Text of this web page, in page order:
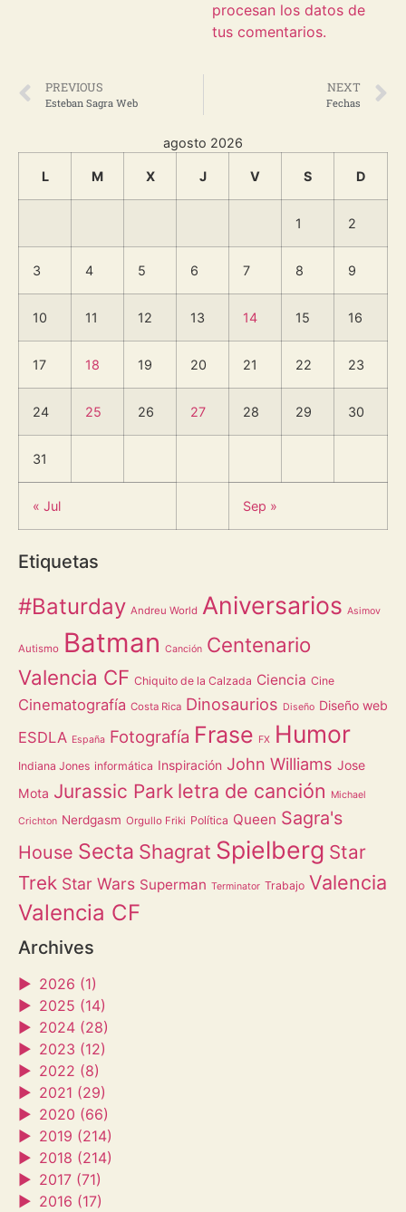
procesan los datos de
tus comentarios.
PREVIOUS
Esteban Sagra Web
NEXT
Fechas
agosto 2026
L M X J V S D
1 2
3 4 5 6 7 8 9
10 11 12 13 14 15 16
17 18 19 20 21 22 23
24 25 26 27 28 29 30
31
« Jul Sep »
Etiquetas
#Baturday Andreu World Aniversarios Asimov
Autismo Batman Canción Centenario
Valencia CF Chiquito de la Calzada Ciencia Cine
Cinematografía Costa Rica Dinosaurios Diseño Diseño web
ESDLA España Fotografía Frase FX Humor
Indiana Jones informática Inspiración John Williams Jose
Mota Jurassic Park letra de canción Michael
Crichton Nerdgasm Orgullo Friki Política Queen Sagra's
House Secta Shagrat Spielberg Star
Trek Star Wars Superman Terminator Trabajo Valencia
Valencia CF
Archives
► 2026 (1)
► 2025 (14)
► 2024 (28)
► 2023 (12)
► 2022 (8)
► 2021 (29)
► 2020 (66)
► 2019 (214)
► 2018 (214)
► 2017 (71)
► 2016 (17)